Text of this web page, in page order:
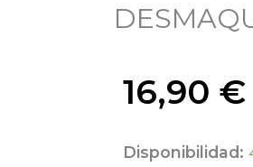
16,90 €
Disponibilidad: